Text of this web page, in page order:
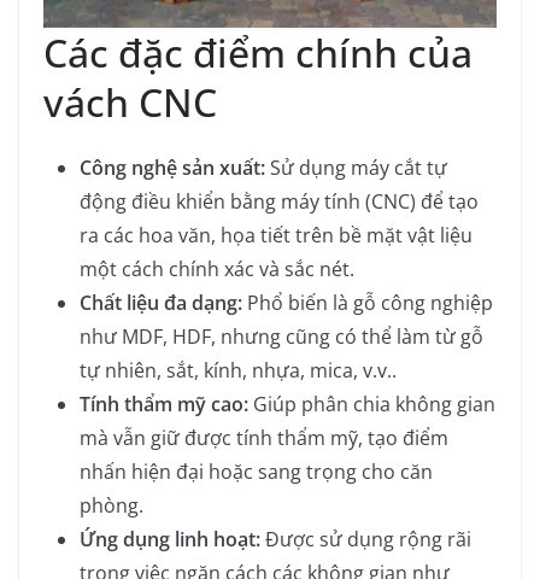
Các đặc điểm chính của
vách CNC
Công nghệ sản xuất:Sử dụng máy cắt tự
động điều khiển bằng máy tính (CNC) để tạo
ra các hoa văn, họa tiết trên bề mặt vật liệu
một cách chính xác và sắc nét.
Chất liệu đa dạng: Phổ biến là gỗ công nghiệp
như MDF, HDF, nhưng cũng có thể làm từ gỗ
tự nhiên, sắt, kính, nhựa, mica, v.v..
Tính thẩm mỹ cao: Giúp phân chia không gian
mà vẫn giữ được tính thẩm mỹ, tạo điểm
nhấn hiện đại hoặc sang trọng cho căn
phòng.
Ứng dụng linh hoạt:Được sử dụng rộng rãi
trong việc ngăn cách các không gian như